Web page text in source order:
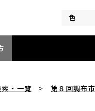
色
・一覧 第８回調布